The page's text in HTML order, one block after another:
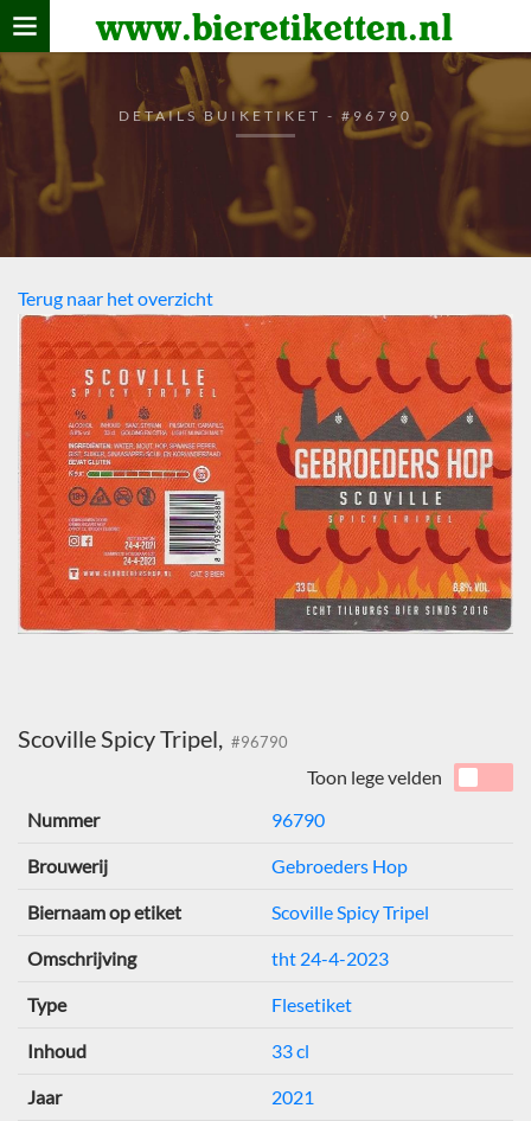
www.bieretiketten.nl
Home
verzamelen
De bierkaart
Bezoekers
DETAILS BUIKETIKET - #96790
Terug naar het overzicht
Scoville Spicy Tripel, #96790
Toon lege velden
Nummer
96790
Brouwerij Gebroeders Hop
Biernaam op etiket Scoville Spicy Tripel
Omschrijving tht 24-4-2023
Type Flesetiket
Inhoud 33 cl
Jaar 2021